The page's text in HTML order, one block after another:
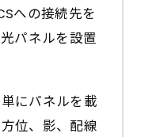
への接続先を
パネルを設置
にパネルを載
位、影、配線